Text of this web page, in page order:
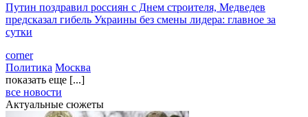
Путин поздравил россиян с Днем строителя, Медведев
предсказал гибель Украины без смены лидера: главное за
сутки
corner
Политика Москва
показать еще [...]
все новости
Актуальные сюжеты